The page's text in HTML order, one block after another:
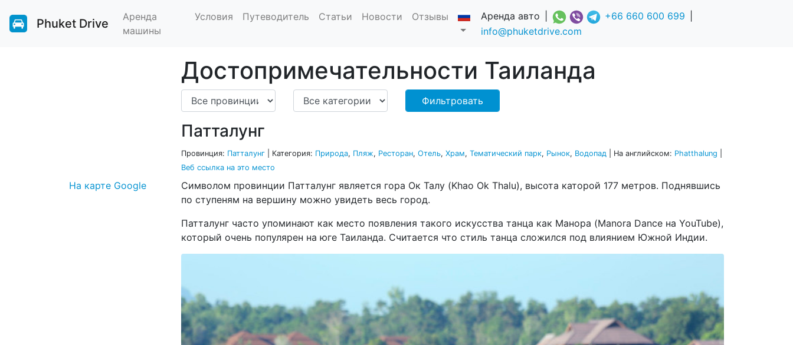
Phuket Drive
Аренда
машины
Условия Путеводитель Статьи Новости Отзывы Аренда авто +66 660 600 699
info@phuketdrive.com
Достопримечательности Таиланда
Патталунг
Провинция: Патталунг Категория: Природа, Пляж, Ресторан, Отель, Храм, Тематический парк, Рынок, Водопад | На английском: Phatthalung
Веб ссылка на это место
На карте Google
Символом провинции Патталунг является гора Ок Талу (Khao Ok Thalu), высота каторой 177 метров. Поднявшись
по ступеням на вершину можно увидеть весь город.
Патталунг часто упоминают как место появления такого искусства танца как Манора (Manora Dance на YouTube),
который очень популярен на юге Таиланда. Считается что стиль танца сложился под влиянием Южной Индии.